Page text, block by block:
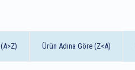
Ürün Adına Göre (Z<A)